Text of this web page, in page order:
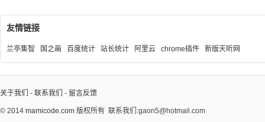
友情链接
兰亭集智 国之画 百度统计 站长统计 阿里云 chrome插件 新版天听网
关于我们 - 联系我们 - 留言反馈
© 2014 mamicode.com 版权所有 联系我们:gaon5@hotmail.com